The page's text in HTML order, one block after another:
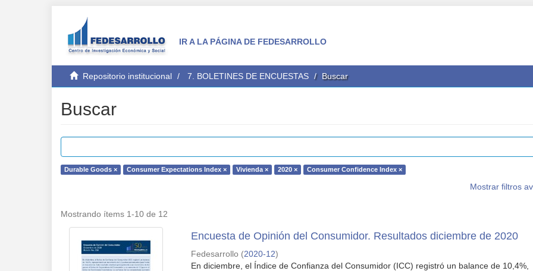
IR A LA PÁGINA DE FEDESARROLLO
Repositorio institucional 7. BOLETINES DE ENCUESTAS Buscar
Buscar
Durable Goods × Consumer Expectations Index × Vivienda × 2020 × Consumer Confidence Index ×
Mostrar filtros
Mostrando ítems 1-10 de 12
Encuesta de Opinión del Consumidor. Resultados diciembre de 2020
Fedesarrollo (2020-12)
En diciembre, el Índice de Confianza del Consumidor (ICC) registró un balance de 10,4%,